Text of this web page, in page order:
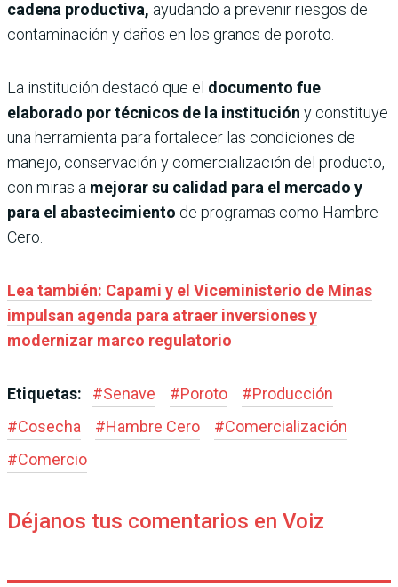
cadena productiva, ayudando a prevenir riesgos de
contaminación y daños en los granos de poroto.
La institución destacó que el documento fue
elaborado por técnicos de la institución y constituye
una herramienta para fortalecer las condiciones de
manejo, conservación y comercialización del producto,
con miras a mejorar su calidad para el mercado y
para el abastecimiento de programas como Hambre
Cero.
Lea también: Capami y el Viceministerio de Minas
impulsan agenda para atraer inversiones y
modernizar marco regulatorio
Etiquetas: #Senave #Poroto #Producción
#Cosecha #Hambre Cero #Comercialización
#Comercio
Déjanos tus comentarios en Voiz